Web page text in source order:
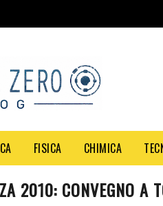
FISICA CHIMICA
2010: CONVEGNO A